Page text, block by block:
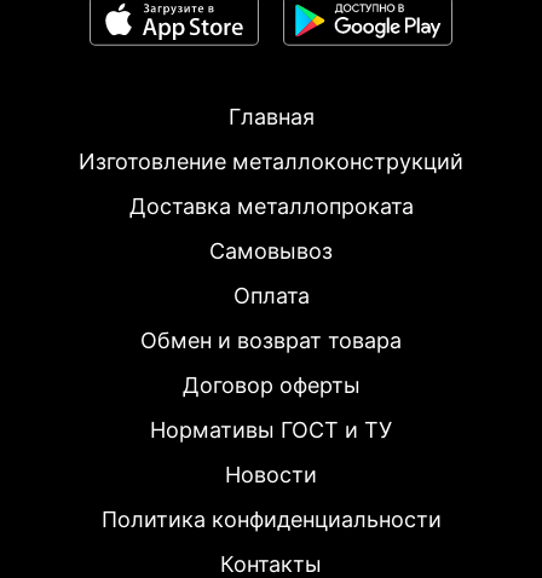
Главная
Изготовление металлоконструкций
Доставка металлопроката
Самовывоз
Оплата
Обмен и возврат товара
Договор оферты
Нормативы ГОСТ и ТУ
Новости
Политика конфиденциальности
Контакты